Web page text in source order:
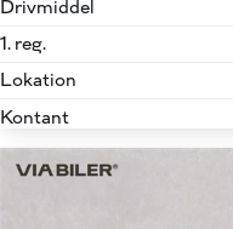
Drivmiddel
1. reg.
Lokation
Kontant